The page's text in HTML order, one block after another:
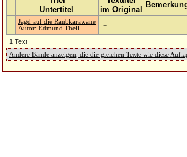
Untertitel
im Original
Jagd auf die Raubkarawane
Autor: Edmund Theil
=
1 Text
Andere Bände anzeigen, die die gleichen Texte wie diese